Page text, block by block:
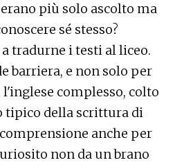
più solo ascolto ma
sé stesso?
tradurne i testi al liceo.
barriera, e non solo per
complesso, colto
tipico della scrittura di
anche per
non da un brano